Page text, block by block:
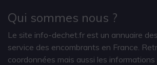
Qui sommes nous ?
Le site info-dechet.fr est un annuaire
service des encombrants en France.
coordonnées mais aussi les